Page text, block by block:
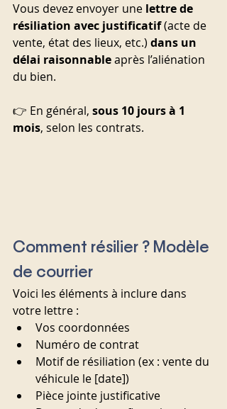
Vous devez envoyer une lettre de
résiliation avec justificatif (acte de
vente, état des lieux, etc.) dans un
délai raisonnable après l’aliénation
du bien.
👉 En général, sous 10 jours à 1
mois, selon les contrats.
Comment résilier ? Modèle
de courrier
Voici les éléments à inclure dans
votre lettre :
Vos coordonnées
Numéro de contrat
Motif de résiliation (ex : vente du
véhicule le [date])
Pièce jointe justificative